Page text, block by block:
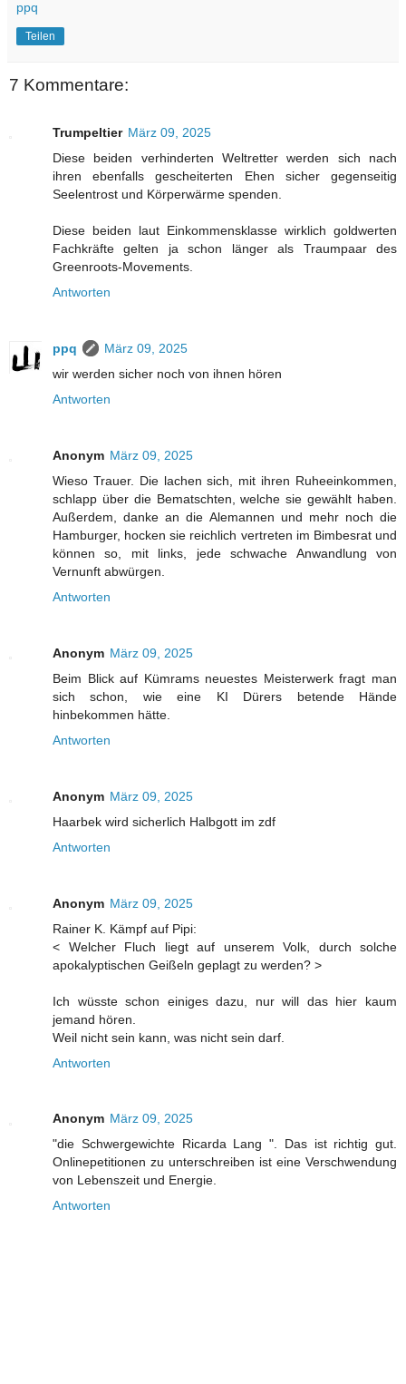
ppq
Teilen
7 Kommentare:
Trumpeltier März 09, 2025
Diese beiden verhinderten Weltretter werden sich nach
ihren ebenfalls gescheiterten Ehen sicher gegenseitig
Seelentrost und Körperwärme spenden.
Diese beiden laut Einkommensklasse wirklich goldwerten
Fachkräfte gelten ja schon länger als Traumpaar des
Greenroots-Movements.
Antworten
ppq
März 09, 2025
wir werden sicher noch von ihnen hören
Antworten
Anonym März 09, 2025
Wieso Trauer. Die lachen sich, mit ihren Ruheeinkommen,
schlapp über die Bematschten, welche sie gewählt haben.
Außerdem, danke an die Alemannen und mehr noch die
Hamburger, hocken sie reichlich vertreten im Bimbesrat und
können so, mit links, jede schwache Anwandlung von
Vernunft abwürgen.
Antworten
Anonym März 09, 2025
Beim Blick auf Kümrams neuestes Meisterwerk fragt man
sich schon, wie eine KI Dürers betende Hände
hinbekommen hätte.
Antworten
Anonym März 09, 2025
Haarbek wird sicherlich Halbgott im zdf
Antworten
Anonym März 09, 2025
Rainer K. Kämpf auf Pipi:
< Welcher Fluch liegt auf unserem Volk, durch solche
apokalyptischen Geißeln geplagt zu werden? >
Ich wüsste schon einiges dazu, nur will das hier kaum
jemand hören.
Weil nicht sein kann, was nicht sein darf.
Antworten
Anonym März 09, 2025
"die Schwergewichte Ricarda Lang ". Das ist richtig gut.
Onlinepetitionen zu unterschreiben ist eine Verschwendung
von Lebenszeit und Energie.
Antworten